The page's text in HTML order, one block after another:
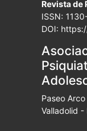
Revista
ISSN:
DOI:
Paseo
Valladolid -